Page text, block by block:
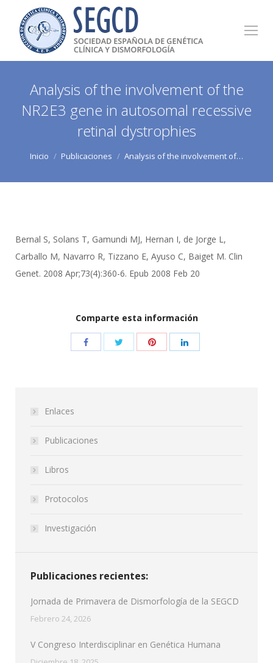
Analysis of the involvement of the
NR2E3 gene in autosomal recessive
retinal dystrophies
Estás aquí:
Inicio Publicaciones Analysis of the involvement of…
Bernal S, Solans T, Gamundi MJ, Hernan I, de Jorge L,
Carballo M, Navarro R, Tizzano E, Ayuso C, Baiget M. Clin
Genet. 2008 Apr;73(4):360-6. Epub 2008 Feb 20
Comparte esta información
Enlaces
Publicaciones
Libros
Protocolos
Investigación
Publicaciones recientes:
Jornada de Primavera de Dismorfología de la SEGCD
Febrero 24, 2026
V Congreso Interdisciplinar en Genética Humana